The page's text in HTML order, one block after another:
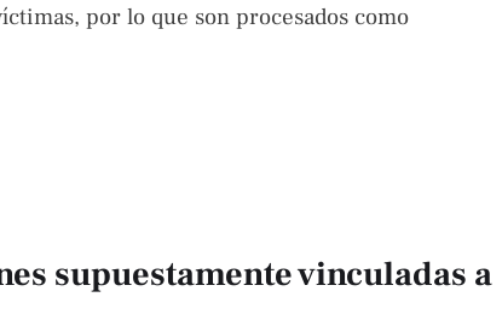
por lo que son procesados como
supuestamente vinculadas a